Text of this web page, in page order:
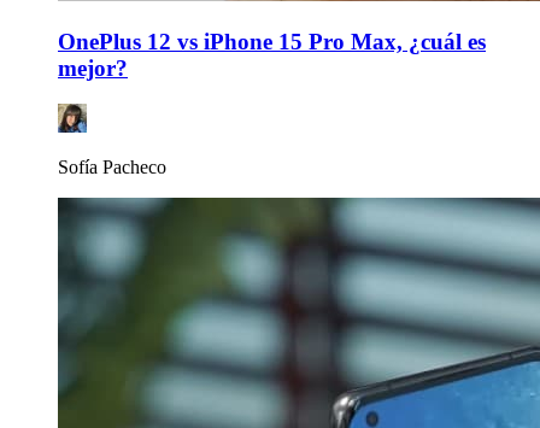
OnePlus 12 vs iPhone 15 Pro Max, ¿cuál es
mejor?
Sofía Pacheco